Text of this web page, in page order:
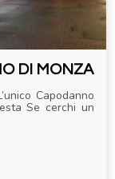
DI MONZA
Capodanno
Se cerchi un